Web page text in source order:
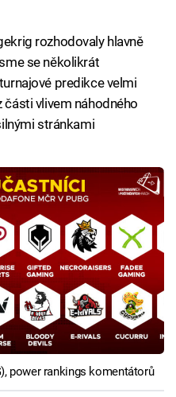
rozhodovaly hlavně
se několikrát
predikce velmi
části vlivem náhodného
stránkami
power rankings komentátorů